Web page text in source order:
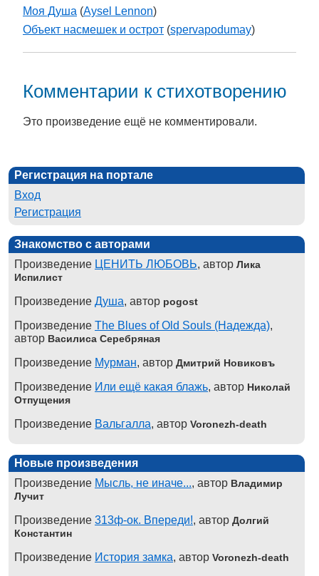
Моя Душа (Aysel Lennon)
Объект насмешек и острот (spervapodumay)
Комментарии к стихотворению
Это произведение ещё не комментировали.
Регистрация на портале
Вход
Регистрация
Знакомство с авторами
Произведение ЦЕНИТЬ ЛЮБОВЬ, автор Лика
Испилист
Произведение Душа, автор pogost
Произведение The Blues of Old Souls (Надежда),
автор Василиса Серебряная
Произведение Мурман, автор Дмитрий Новиковъ
Произведение Или ещё какая блажь, автор Николай
Отпущения
Произведение Вальгалла, автор Voronezh-death
Новые произведения
Произведение Мысль, не иначе..., автор Владимир
Лучит
Произведение 313ф-ок. Впереди!, автор Долгий
Константин
Произведение История замка, автор Voronezh-death